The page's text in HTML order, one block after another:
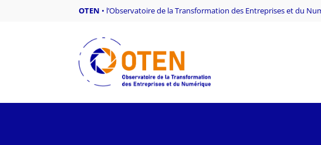
OTEN • l’Observatoire de la Transformation des Entreprises et du